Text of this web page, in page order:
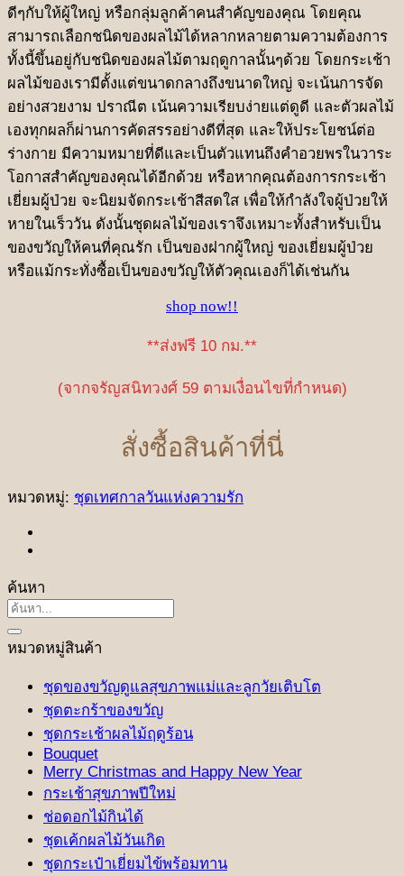
ดีๆกับให้ผู้ใหญ่ หรือกลุ่มลูกค้าคนสำคัญของคุณ โดยคุณ
สามารถเลือกชนิดของผลไม้ได้หลากหลายตามความต้องการ
ทั้งนี้ขึ้นอยู่กับชนิดของผลไม้ตามฤดูกาลนั้นๆด้วย โดยกระเช้า
ผลไม้ของเรามีตั้งแต่ขนาดกลางถึงขนาดใหญ่ จะเน้นการจัด
อย่างสวยงาม ปราณีต เน้นความเรียบง่ายแต่ดูดี และตัวผลไม้
เองทุกผลก็ผ่านการคัดสรรอย่างดีที่สุด และให้ประโยชน์ต่อ
ร่างกาย มีความหมายที่ดีและเป็นตัวแทนถึงคำอวยพรในวาระ
โอกาสสำคัญของคุณได้อีกด้วย หรือหากคุณต้องการกระเช้า
เยี่ยมผู้ป่วย จะนิยมจัดกระเช้าสีสดใส เพื่อให้กำลังใจผู้ป่วยให้
หายในเร็ววัน ดังนั้นชุดผลไม้ของเราจึงเหมาะทั้งสำหรับเป็น
ของขวัญให้คนที่คุณรัก เป็นของฝากผู้ใหญ่ ของเยี่ยมผู้ป่วย
หรือแม้กระทั่งซื้อเป็นของขวัญให้ตัวคุณเองก็ได้เช่นกัน
shop now!!
**ส่งฟรี 10 กม.**
(จากจรัญสนิทวงศ์ 59 ตามเงื่อนไขที่กำหนด)
สั่งซื้อสินค้าที่นี่
หมวดหมู่: ชุดเทศกาลวันแห่งความรัก
ค้นหา
ค้นหา:
หมวดหมู่สินค้า
ชุดของขวัญดูแลสุขภาพแม่และลูกวัยเติบโต
ชุดตะกร้าของขวัญ
ชุดกระเช้าผลไม้ฤดูร้อน
Bouquet
Merry Christmas and Happy New Year
กระเช้าสุขภาพปีใหม่
ช่อดอกไม้กินได้
ชุดเค้กผลไม้วันเกิด
ชุดกระเป๋าเยี่ยมไข้พร้อมทาน